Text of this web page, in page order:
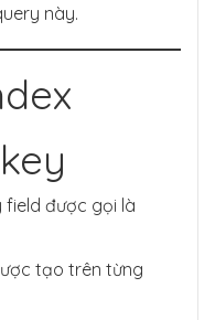
này.
được gọi là
tạo trên từng